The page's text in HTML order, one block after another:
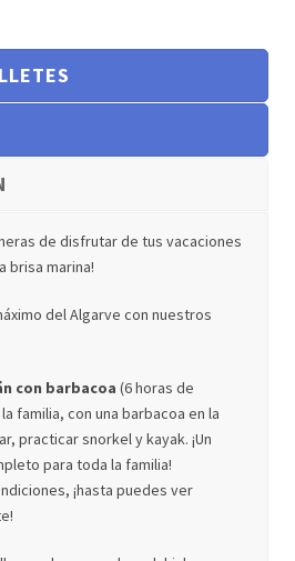
de disfrutar de tus vacaciones
brisa marina!
del Algarve con nuestros
con barbacoa (6 horas de
familia, con una barbacoa en la
practicar snorkel y kayak. ¡Un
para toda la familia!
¡hasta puedes ver